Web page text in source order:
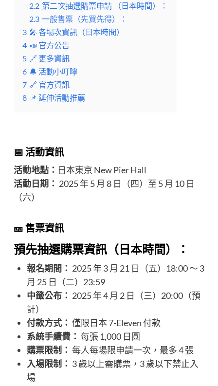
2.2 第二次抽選購票申請 （日本時間）：
2.3 一般售票（先買先得）：
3 🎤 各場次資訊（日本時間）
4 📣 官方公告
5 🔗 更多資訊
6 🔔 活動小叮嚀
7 🔗 官方資訊
8 📌 延伸活動推薦
📅 活動資訊
活動地點： 日本東京 New Pier Hall
活動日期： 2025 年 5 月 8 日（四）至 5 月 10 日
（六）​
🎫 售票資訊
預先抽選購票資訊（日本時間）：
報名期間： 2025 年 3 月 21 日（五）18:00 ～ 3
月 25 日（二）23:59
中籤公布： 2025 年 4 月 2 日（三）20:00（預
計）
付款方式： 僅限日本 7-Eleven 付款
系統手續費： 每張 1,000 日圓
購票限制： 每人每場限申請一次，最多 4 張
入場限制： 3 歲以上需購票，3 歲以下禁止入
場